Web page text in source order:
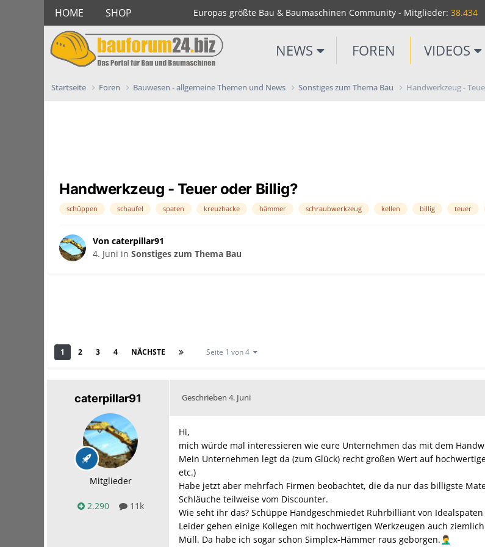
HOME SHOP Europas größte Bau & Baumaschinen Community - Mitglieder: 38.434
NEWS FOREN VIDEOS
Startseite Foren Bauwesen - allgemeine Themen und News Sonstiges zum Thema Bau Handwerkzeug -
Handwerkzeug - Teuer oder Billig?
schüppen schaufel spaten kreuzhacke hämmer schraubwerkzeug kellen billig teuer
Von caterpillar91
4. Juni in Sonstiges zum Thema Bau
1 2 3 4 NÄCHSTE Seite 1 von 4
caterpillar91
Mitglieder
2.290 11k
Geschrieben 4. Juni
Hi,
mich würde mal interessieren wie eure Unternehmen das mit dem
Mein Unternehmen legt da (zum Glück) recht großen Wert auf
etc.)
Habe jetzt aber mehrfach Firmen beobachtet, die da nur das billigste
Schläuche teilweise vom Discounter.
Wie seht ihr das? Schüppe Handgeschmiedet Ruhrbilliant von
Leider gehen einige Kollegen mit hochwertigen Werkzeugen auch
Müll. Da habe ich sogar schon Simplex-Hämmer raus geborgen. 🤦‍♂️